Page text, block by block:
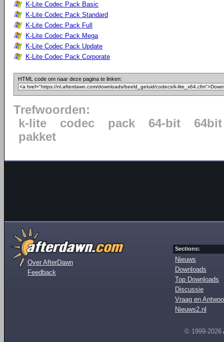
K-Lite Codec Pack Basic
K-Lite Codec Pack Standard
K-Lite Codec Pack Full
K-Lite Codec Pack Mega
K-Lite Codec Pack Update
K-Lite Codec Pack Corporate
HTML code om naar deze pagina te linken:
Trefwoorden:
k-lite
codec pack 64-bit
64bit
pakket
Over AfterDawn
Feedback
Sections:
Nieuws
Downloads
Top Downloads
Discussie
Vraag en
Nieuws2.nl
© 1999-2026